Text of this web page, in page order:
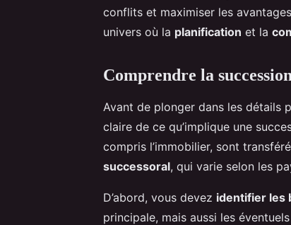
conflits et maximiser les
univers où la planification et la
Comprendre la
Avant de plonger dans les détails
claire de ce qu’implique une
compris l’immobilier, sont
successoral, qui varie selon les
D’abord, vous devez identifier les
principale, mais aussi les